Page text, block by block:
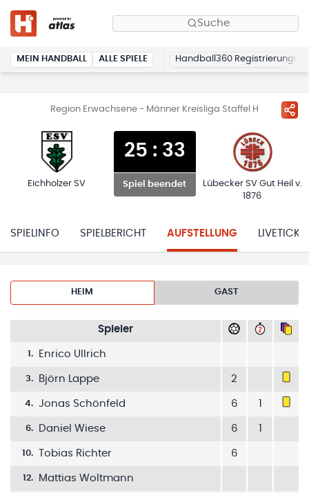
Suche
MEIN HANDBALL ALLE SPIELE Handball360 Registrierung
Region Erwachsene - Männer Kreisliga Staffel H
Eichholzer SV
25 : 33
Spiel beendet
Lübecker SV Gut Heil v.
1876
SPIELINFO SPIELBERICHT AUFSTELLUNG
HEIM GAST
Spieler
1. Enrico Ullrich
3. Björn Lappe 2
4. Jonas Schönfeld 6
6. Daniel Wiese 6
10. Tobias Richter 6
12. Mattias Woltmann